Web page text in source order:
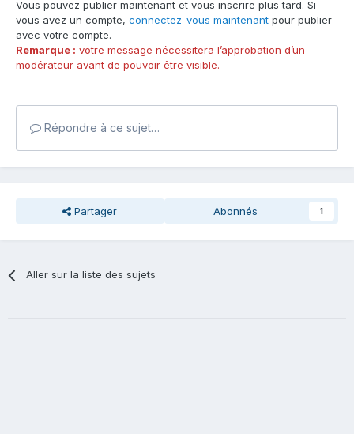
Vous pouvez publier maintenant et vous inscrire plus tard. Si
vous avez un compte, connectez-vous maintenant pour publier
avec votre compte.
Remarque : votre message nécessitera l’approbation d’un
modérateur avant de pouvoir être visible.
Répondre à ce sujet…
Partager Abonnés 1
Aller sur la liste des sujets